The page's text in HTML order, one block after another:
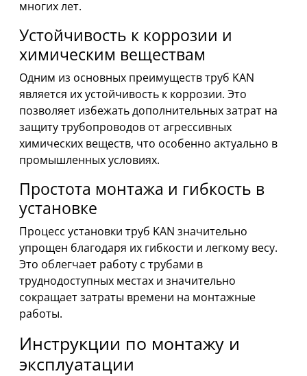
многих лет.
Устойчивость к коррозии и
химическим веществам
Одним из основных преимуществ труб KAN
является их устойчивость к коррозии. Это
позволяет избежать дополнительных затрат на
защиту трубопроводов от агрессивных
химических веществ, что особенно актуально в
промышленных условиях.
Простота монтажа и гибкость в
установке
Процесс установки труб KAN значительно
упрощен благодаря их гибкости и легкому весу.
Это облегчает работу с трубами в
труднодоступных местах и значительно
сокращает затраты времени на монтажные
работы.
Инструкции по монтажу и
эксплуатации